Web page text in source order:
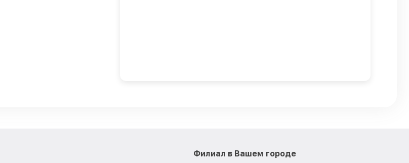
Филиал в Вашем городе